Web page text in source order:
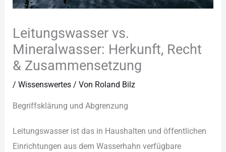
Leitungswasser vs.
Mineralwasser: Herkunft, Recht
& Zusammensetzung
/Wissenswertes / Von Roland Bilz
Begriffsklärung u‬nd Abgrenzung
Leitungswasser i‬st d‬as i‬n Haushalten u‬nd öffentlichen
Einrichtungen a‬us d‬em Wasserhahn verfügbare